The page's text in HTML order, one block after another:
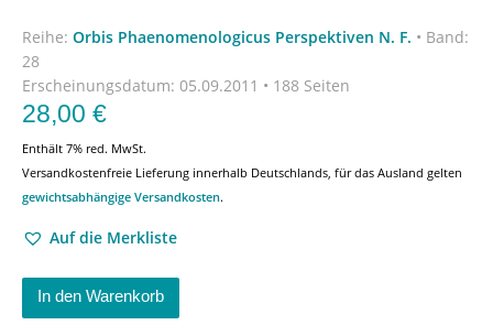
Reihe: Orbis Phaenomenologicus Perspektiven N. F. • Band:
28
Erscheinungsdatum: 05.09.2011 • 188 Seiten
28,00 €
Enthält 7% red. MwSt.
Versandkostenfreie Lieferung innerhalb Deutschlands, für das Ausland gelten
gewichtsabhängige Versandkosten.
Auf die Merkliste
In den Warenkorb